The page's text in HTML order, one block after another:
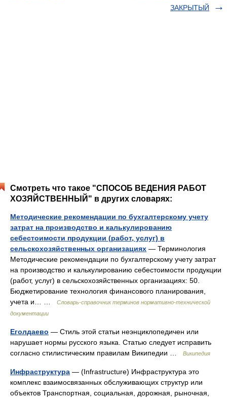
ЗАКРЫТЫЙ
Смотреть что такое "СПОСОБ ВЕДЕНИЯ РАБОТ
ХОЗЯЙСТВЕННЫЙ" в других словарях:
Методические рекомендации по бухгалтерскому учету
затрат на производство и калькулированию
себестоимости продукции (работ, услуг) в
сельскохозяйственных организациях — Терминология
Методические рекомендации по бухгалтерскому учету затрат
на производство и калькулированию себестоимости продукции
(работ, услуг) в сельскохозяйственных организациях: 50.
Бюджетирование технология финансового планирования,
учета и… …
Словарь-справочник терминов нормативно-технической
документации
Еголдаево — Стиль этой статьи неэнциклопедичен или
нарушает нормы русского языка. Статью следует исправить
согласно стилистическим правилам Википедии …
Википедия
Инфраструктура — (Infrastructure) Инфраструктура это
комплекс взаимосвязанных обслуживающих структур или
объектов Транспортная, социальная, дорожная, рыночная,